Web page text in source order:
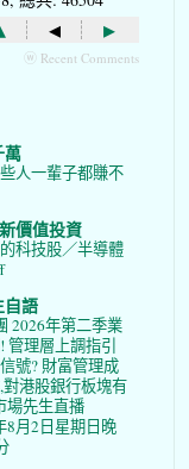
◂ ▸
ⓦ Recent Comments
萬
人一輩子都賺不
價值投資
科技股／半導體
自語
2026年第二季業
管理層上調指引
號? 財富管理成
港股銀行板塊有
場先生直播
8月2日星期日晚